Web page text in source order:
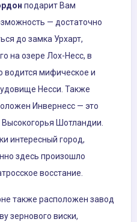
подарит Вам
— достаточно
до замка Урхарт,
на озере Лох-Несс, в
водится мифическое и
Несси. Также
Инвернесс — это
Высокогорья Шотландии.
интересный город,
здесь произошло
восстание.
также расположен завод
зернового виски,